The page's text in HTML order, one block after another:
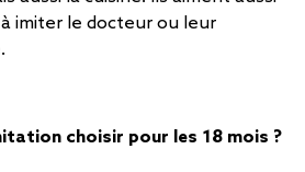
imiter le docteur ou leur
choisir pour les 18 mois ?